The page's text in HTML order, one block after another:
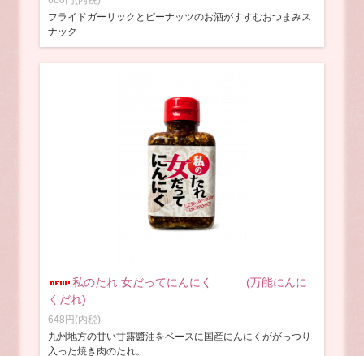
フライドガーリックとピーナッツのお酒がすすむおつまみス
ナック
私のたれ 女だってにんにく (万能にんに
くだれ)
648円(内税)
九州地方の甘い甘露醬油をベースに国産にんにくががっつり
入った焼き肉のたれ。